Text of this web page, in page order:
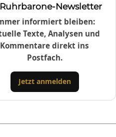
Ruhrbarone-Newsletter
informiert bleiben:
Texte, Analysen und
Kommentare direkt ins
Postfach.
Jetzt anmelden